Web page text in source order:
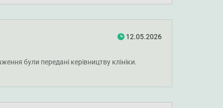
12.05.2026
були передані керівництву клініки.